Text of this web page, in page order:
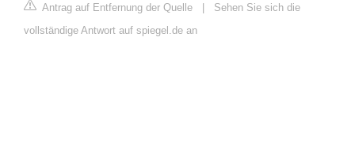
Antrag auf Entfernung der Quelle | Sehen Sie sich die
vollständige Antwort auf spiegel.de an